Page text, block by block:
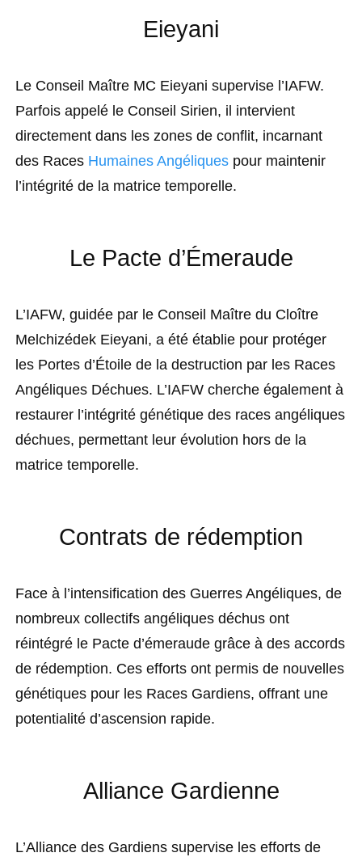
Eieyani
Le Conseil Maître MC Eieyani supervise l’IAFW.
Parfois appelé le Conseil Sirien, il intervient
directement dans les zones de conflit, incarnant
des Races Humaines Angéliques pour maintenir
l’intégrité de la matrice temporelle.
Le Pacte d’Émeraude
L’IAFW, guidée par le Conseil Maître du Cloître
Melchizédek Eieyani, a été établie pour protéger
les Portes d’Étoile de la destruction par les Races
Angéliques Déchues. L’IAFW cherche également à
restaurer l’intégrité génétique des races angéliques
déchues, permettant leur évolution hors de la
matrice temporelle.
Contrats de rédemption
Face à l’intensification des Guerres Angéliques, de
nombreux collectifs angéliques déchus ont
réintégré le Pacte d’émeraude grâce à des accords
de rédemption. Ces efforts ont permis de nouvelles
génétiques pour les Races Gardiens, offrant une
potentialité d’ascension rapide.
Alliance Gardienne
L’Alliance des Gardiens supervise les efforts de